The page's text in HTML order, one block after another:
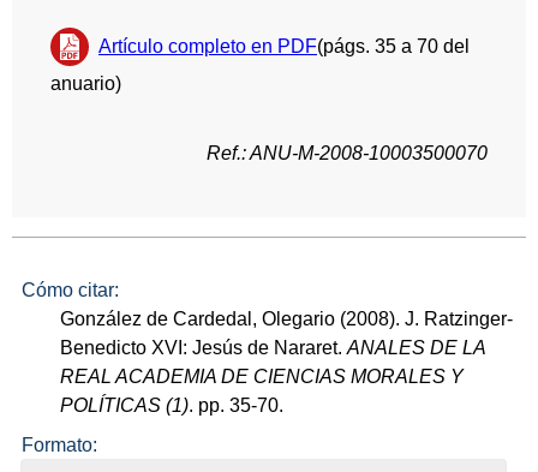
Artículo completo en PDF(págs. 35 a 70 del
anuario)
Ref.: ANU-M-2008-10003500070
Cómo citar:
González de Cardedal, Olegario (2008). J. Ratzinger-
Benedicto XVI: Jesús de Nararet.ANALES DE LA
REAL ACADEMIA DE CIENCIAS MORALES Y
POLÍTICAS (1). pp. 35-70.
Formato: